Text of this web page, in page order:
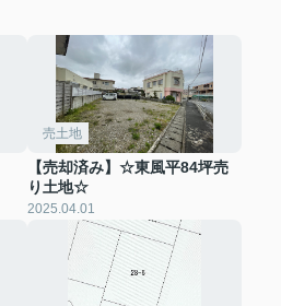
売土地
【売却済み】☆東風平84坪売
り土地☆
2025.04.01